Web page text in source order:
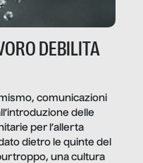
DEBILITA
comunicazioni
delle
per l’allerta
dietro le quinte del
una cultura